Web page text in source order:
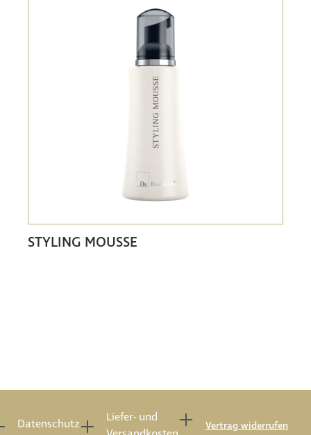
STYLING MOUSSE
Datenschutz
Liefer- und
Vertrag widerrufen